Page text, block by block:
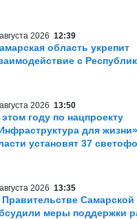
2026 12:39
область укрепит
с
2026 13:50
году по нацпроекту
для
установят 37
2026 13:35
Правительстве Самарской
меры поддержки